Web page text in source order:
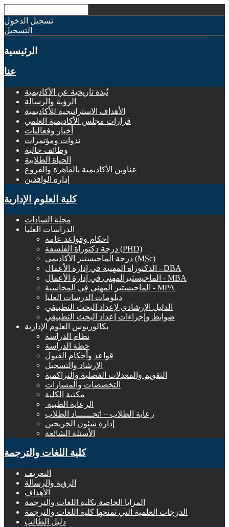
تسجيل الدخول
التسجيل
الرئيسية
عنا
نُبذة تاريخية عن الأكاديمية
الرؤية والرسالة
الأهداف الاستراتيجية للأكاديمية
قرارات مجلس الأكاديمية العلمي
أخبار وفعاليات
ندوات ومؤتمرات
وظائف خالية
الحياة الطلابية
عناوين الأكاديمية بالقاهرة والفروع
إدارة الوافدين
كلية العلوم الإدارية
مجلة السادات
الدراسات العليا
احكام وقواعد عامة
درجة دكتوراة الفلسفة (PHD)
درجة الماجيستير الأكاديمي (MSc)
الدكتوراه المهنية في إدارة الأعمال - DBA
الماجيستيرالمهني في إدارة الأعمال - MBA
الماجيستير المهني في المحاسبة - MPA
دبلومات الدرسات العليا
الدليل الإرشادي لإعداد البحث التطبيقي
ضوابط وإجراءات إعداد البحث التطبيقي
بكالوريوس العلوم الإدارية
نظام الدراسة
خطة الدراسة
قواعد وأحكام القبول
الإرشاد والتسجيل
التقويم والمعدلات الفصلية والتراكمية
التخصصات والمسارات
مكتبة الكلية
الرعاية الطبية ‏
رعاية الطلاب – اتحــــــاد الطلاب
إدارة شئون الخريجين
الأسئلة الشائعة
كلية اللغات والترجمة
التعريف
الرؤية والرسالة
الأهداف
المزايا الخاصة بكلية اللغات والترجمة
الدرجات العلمية التي تمنحها كلية اللغات والترجمة
دليل الطالب